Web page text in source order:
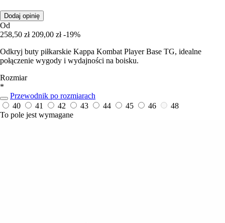
Dodaj opinię
Od
258,50 zł 209,00 zł -19%
Odkryj buty piłkarskie Kappa Kombat Player Base TG, idealne
połączenie wygody i wydajności na boisku.
Rozmiar
*
Przewodnik po rozmiarach
40
41 42 43 44 45 46
48
To pole jest wymagane